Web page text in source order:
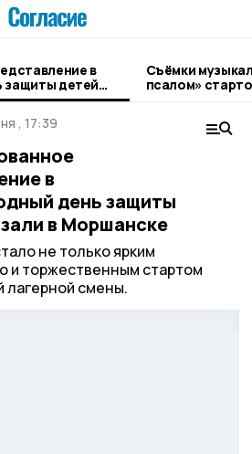
в
детей
Съёмки
псалом»
, 17:39
в
день защиты
в Моршанске
не только ярким
и торжественным стартом
лагерной смены.